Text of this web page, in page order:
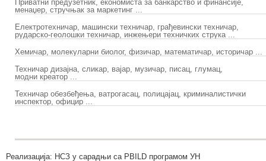
Приватни предузетник, економиста за банкарство и финансије,
менаџер, стручњак за маркетинг ...
Електротехничар, машински техничар, грађевински техничар,
рударско-геолошки техничар, инжењери техничких струка ...
Хемичар, молекуларни биолог, физичар, математичар, историчар ...
Техничар дизајна, сликар, вајар, музичар, писац, глумац,
модни креатор ...
Техничар обезбеђења, ватрогасац, полицајац, криминалистички
инспектор, официр ...
Реализација: НСЗ у сарадњи са PBILD програмом УН